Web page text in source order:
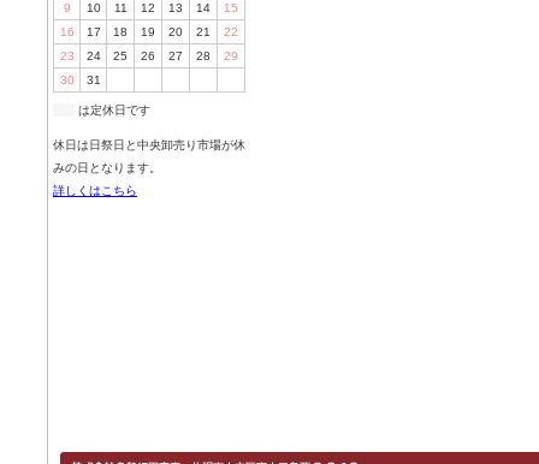
9
10 11 12 13 14
15
16
17 18 19 20 21
22
23
24 25 26 27 28
29
30
31
は定休日です
休日は日祭日と中央卸売り市場が休
みの日となります。
詳しくはこちら